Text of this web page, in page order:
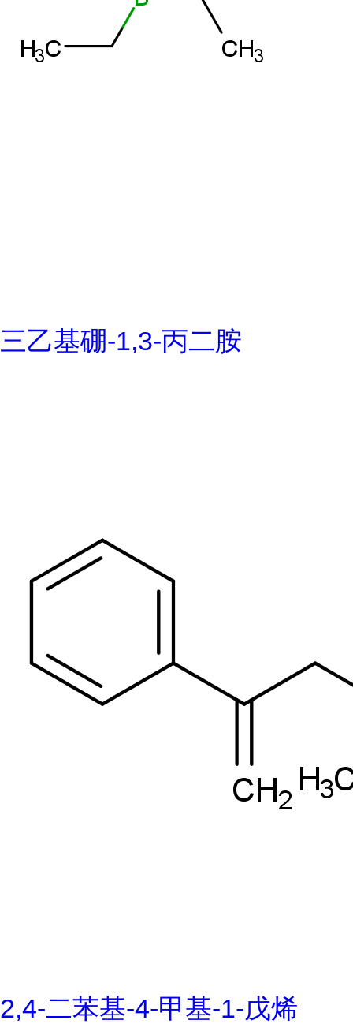
三乙基硼-1,3-丙二胺
2,4-二苯基-4-甲基-1-戊烯